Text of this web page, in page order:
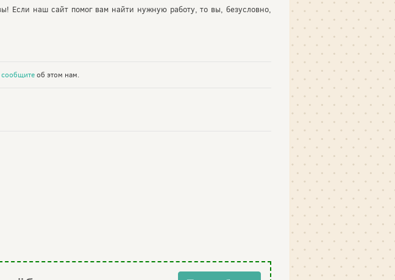
Если наш сайт помог вам найти нужную работу, то вы, безусловно,
сообщитеоб этом нам.